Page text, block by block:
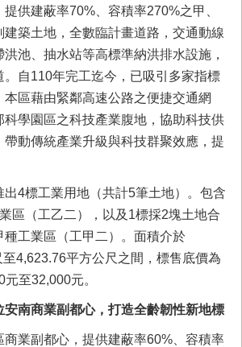
供建蔽率70%、容積率270%之甲、
建築土地，全數臨計畫道路，交通動線
池、抽水站等高標準納洪排水設施，
。自110年完工迄今，已吸引多家指標
區藉由緊鄰高速公路之便捷交通網
科學園區之科技產業腹地，協助科技供
帶動傳統產業升級與科技群聚效應，提
出4標工業用地（共計5筆土地）。包含
區（工乙二），以及1標採2塊土地合
種工業區（工甲二）。面積介於
4,623.76平方公尺之間，標售底價為
至32,000元。
安南商業副都心，打造全齡韌性新地標
商業副都心，提供建蔽率60%、容積率